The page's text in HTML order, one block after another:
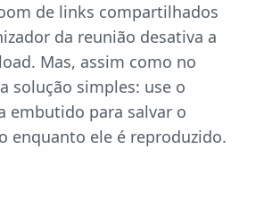
de links compartilhados
da reunião desativa a
Mas, assim como no
solução simples: use o
embutido para salvar o
enquanto ele é reproduzido.